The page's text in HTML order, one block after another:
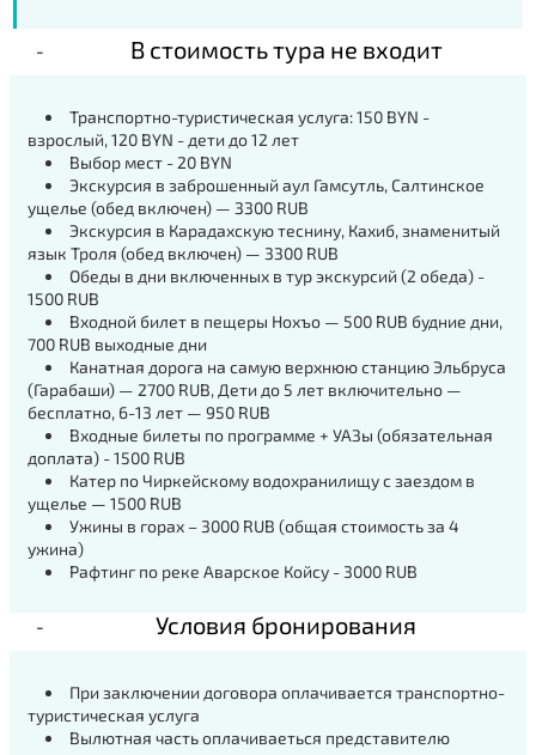
В стоимость тура не входит
Транспортно-туристическая услуга: 150 BYN -
взрослый, 120 BYN - дети до 12 лет
Выбор мест - 20 BYN
Экскурсия в заброшенный аул Гамсутль, Салтинское
ущелье (обед включен) — 3300 RUB
Экскурсия в Карадахскую теснину, Кахиб, знаменитый
язык Троля (обед включен) — 3300 RUB
Обеды в дни включенных в тур экскурсий (2 обеда) -
1500 RUB
Входной билет в пещеры Нохъо — 500 RUB будние дни,
700 RUB выходные дни
Канатная дорога на самую верхнюю станцию Эльбруса
(Гарабаши) — 2700 RUB, Дети до 5 лет включительно —
бесплатно, 6-13 лет — 950 RUB
Входные билеты по программе + УАЗы (обязательная
доплата) - 1500 RUB
Катер по Чиркейскому водохранилищу с заездом в
ущелье — 1500 RUB
Ужины в горах – 3000 RUB (общая стоимость за 4
ужина)
Рафтинг по реке Аварское Койсу - 3000 RUB
Условия бронирования
При заключении договора оплачивается транспортно-
туристическая услуга
Вылютная часть оплачиваеться представителю